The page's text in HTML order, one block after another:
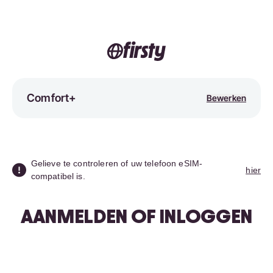
Gelieve te controleren of uw telefoon eSIM-
compatibel is.
hier
AANMELDEN OF INLOGGEN
Comfort+ Bewerken